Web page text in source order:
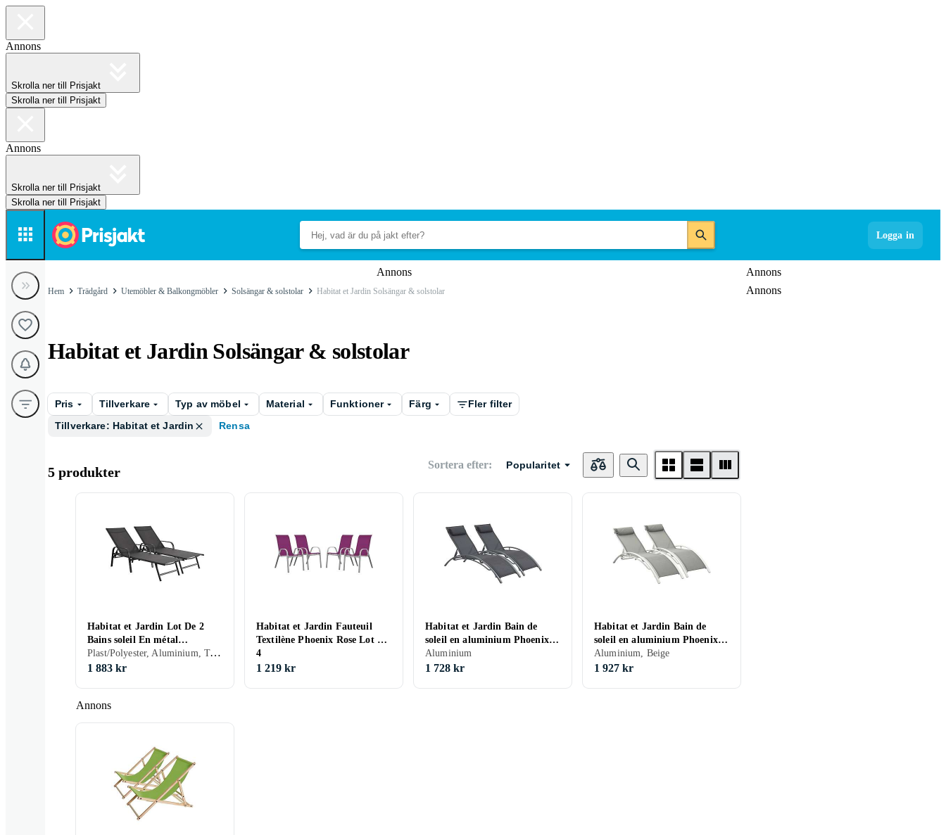
Annons
Skrolla ner till Prisjakt
Skrolla ner till Prisjakt
Annons
Skrolla ner till Prisjakt
Skrolla ner till Prisjakt
Logga in
Annons
Annons
Annons
Hem Trädgård Utemöbler & Balkongmöbler Solsängar & solstolar Habitat et Jardin Solsängar & solstolar
Habitat et Jardin Solsängar & solstolar
Pris Tillverkare Typ av möbel Material Funktioner Färg
Fler filter
Tillverkare: Habitat et Jardin
Rensa
5 produkter Sortera efter: Popularitet
Annons
Habitat et Jardin Lot De 2
Bains soleil En métal
"Farniente"- Gris
Plast/Polyester, Aluminium, Textilene, Armstöd, Svart, Grå
1 883 kr
Habitat et Jardin Fauteuil
Textilène Phoenix Rose Lot de
4
1 219 kr
Habitat et Jardin Bain de
soleil en aluminium Phoenix
Gris foncé Argenté Lot 2
Aluminium
1 728 kr
Habitat et Jardin Bain de
soleil en aluminium Phoenix
Gris Lot 2
Aluminium, Beige
1 927 kr